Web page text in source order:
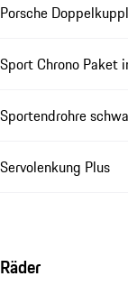
Porsche
Sport Chrono Paket
Sportendrohre
Servolenkung Plus
Räder